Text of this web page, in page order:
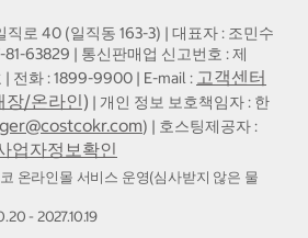
직로 40 (일직동 163-3) | 대표자 : 조민수
81-63829 | 통신판매업 신고번호 : 제
전화 : 1899-9900 | E-mail : 고객센터
장/온라인) | 개인 정보 보호책임자 : 한
) | 호스팅제공자 :
업자정보확인
온라인몰 서비스 운영(심사받지 않은 물
- 2027.10.19